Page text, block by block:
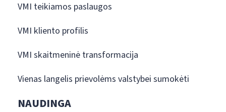
VMI teikiamos paslaugos
VMI kliento profilis
VMI skaitmeninė transformacija
Vienas langelis prievolėms valstybei sumokėti
NAUDINGA